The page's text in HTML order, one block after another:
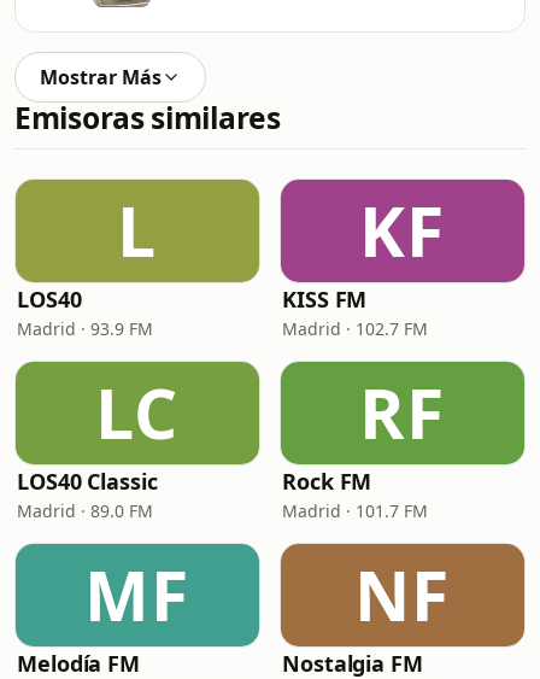
Mostrar Más
Emisoras similares
L
LOS40
Madrid · 93.9 FM
KF
KISS FM
Madrid · 102.7 FM
LC
LOS40 Classic
Madrid · 89.0 FM
RF
Rock FM
Madrid · 101.7 FM
MF
Melodía FM
NF
Nostalgia FM